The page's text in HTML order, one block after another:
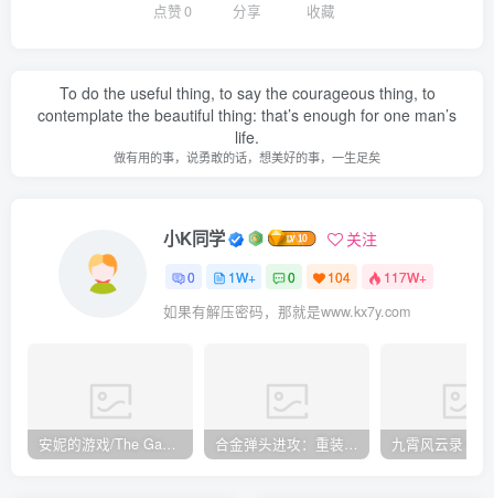
点赞0 分享 收藏
To do the useful thing, to say the courageous thing, to
contemplate the beautiful thing: that’s enough for one man’s
life.
做有用的事，说勇敢的话，想美好的事，一生足矣
小K同学 关注
0 1W+ 0 104 117W+
如果有解压密码，那就是www.kx7y.com